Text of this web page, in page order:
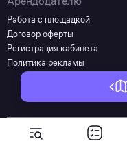
Работа с площадкой
Договор оферты
Регистрация кабинета
Политика рекламы